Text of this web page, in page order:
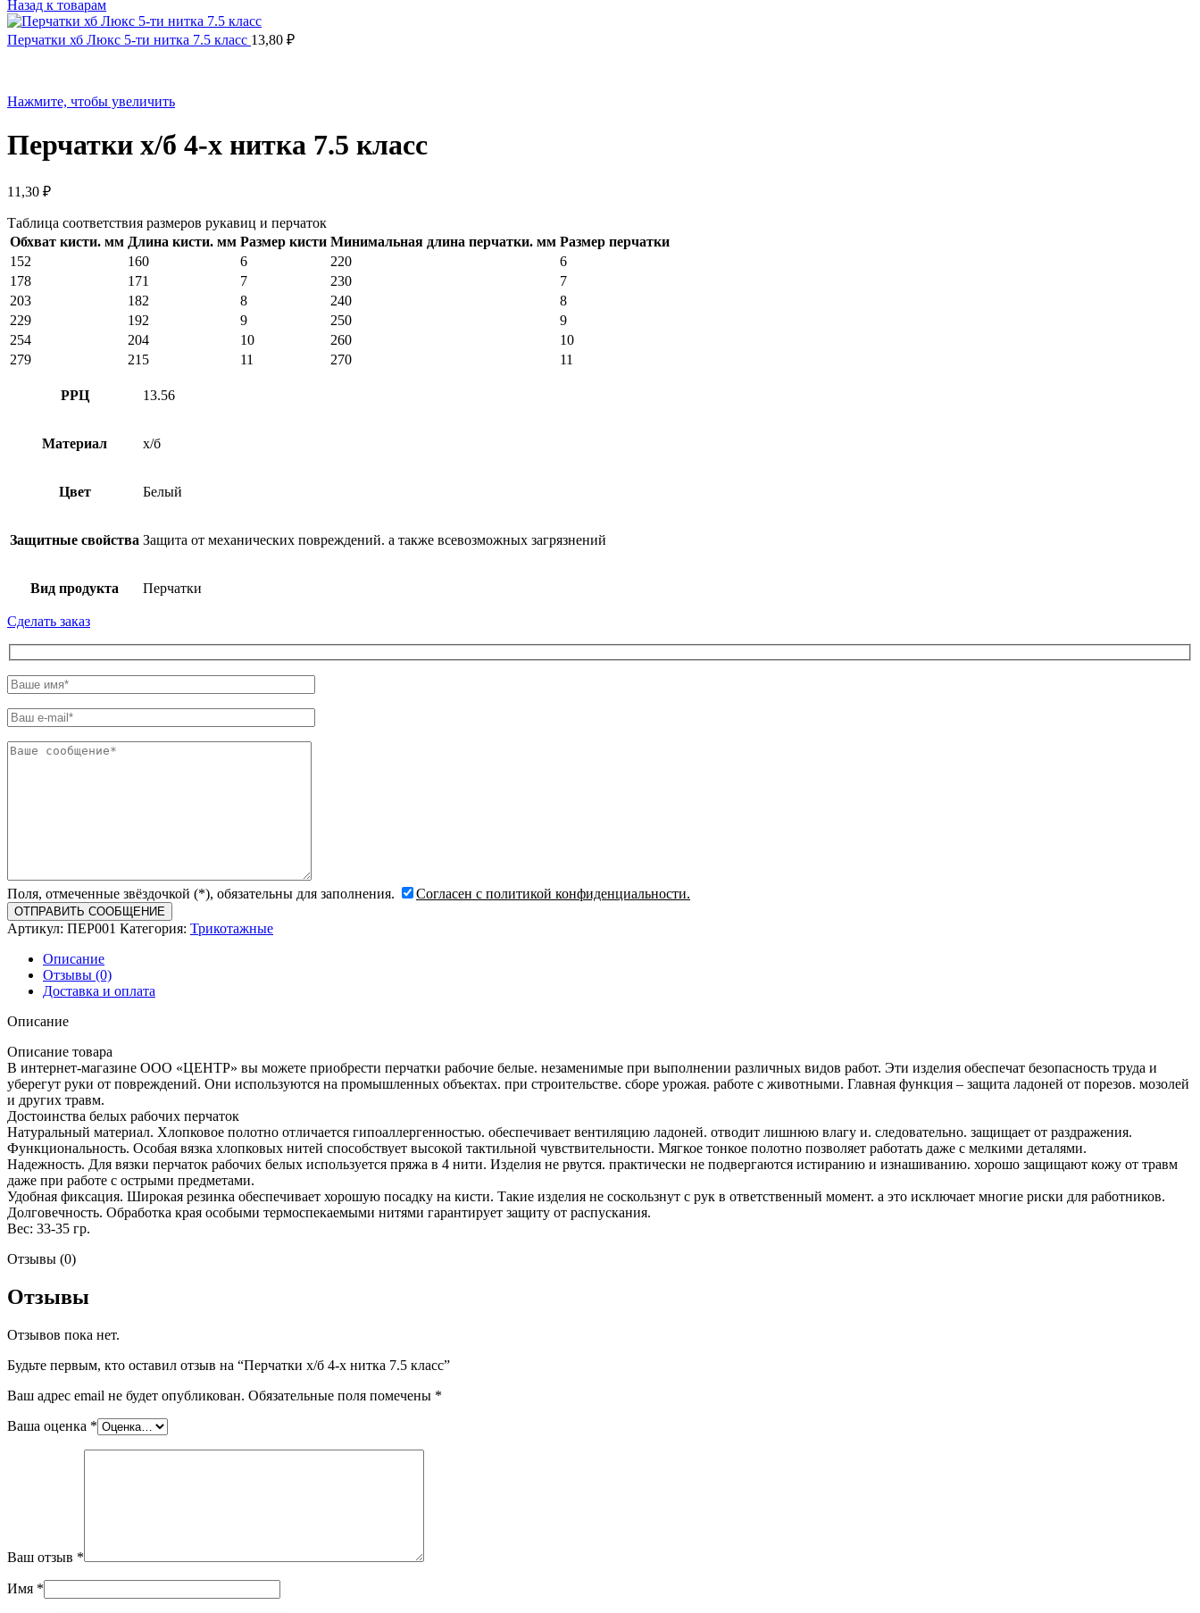
Назад к товарам
Перчатки хб Люкс 5-ти нитка 7.5 класс 13,80 ₽
Нажмите, чтобы увеличить
Перчатки х/б 4-х нитка 7.5 класс
11,30 ₽
Таблица соответствия размеров рукавиц и перчаток
Обхват кисти. мм Длина кисти. мм Размер кисти Минимальная длина перчатки. мм Размер перчатки
152
160 6 220
6
178
171 7 230
7
203
182 8 240
8
229
192 9 250
9
254
204 10 260
10
279
215 11 270 11
РРЦ 13.56
Материал х/б
Цвет Белый
Защитные свойства Защита от механических повреждений. а также всевозможных загрязнений
Вид продукта Перчатки
Сделать заказ
Поля, отмеченные звёздочкой (*), обязательны для заполнения. Согласен с политикой конфиденциальности.
Артикул: ПЕР001 Категория: Трикотажные
Описание
Отзывы (0)
Доставка и оплата
Описание
Описание товара
В интернет-магазине ООО «ЦЕНТР» вы можете приобрести перчатки рабочие белые. незаменимые при выполнении различных видов работ. Эти изделия обеспечат безопасность труда и
уберегут руки от повреждений. Они используются на промышленных объектах. при строительстве. сборе урожая. работе с животными. Главная функция – защита ладоней от порезов. мозолей
и других травм.
Достоинства белых рабочих перчаток
Натуральный материал. Хлопковое полотно отличается гипоаллергенностью. обеспечивает вентиляцию ладоней. отводит лишнюю влагу и. следовательно. защищает от раздражения.
Функциональность. Особая вязка хлопковых нитей способствует высокой тактильной чувствительности. Мягкое тонкое полотно позволяет работать даже с мелкими деталями.
Надежность. Для вязки перчаток рабочих белых используется пряжа в 4 нити. Изделия не рвутся. практически не подвергаются истиранию и изнашиванию. хорошо защищают кожу от травм
даже при работе с острыми предметами.
Удобная фиксация. Широкая резинка обеспечивает хорошую посадку на кисти. Такие изделия не соскользнут с рук в ответственный момент. а это исключает многие риски для работников.
Долговечность. Обработка края особыми термоспекаемыми нитями гарантирует защиту от распускания.
Вес: 33-35 гр.
Отзывы (0)
Отзывы
Отзывов пока нет.
Будьте первым, кто оставил отзыв на “Перчатки х/б 4-х нитка 7.5 класс”
Ваш адрес email не будет опубликован. Обязательные поля помечены *
Ваша оценка *
Ваш отзыв *
Имя *